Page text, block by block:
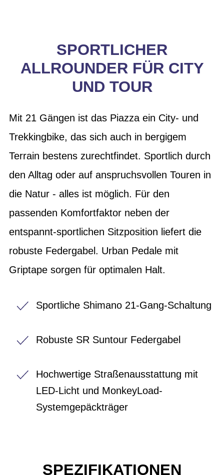
SPORTLICHER
ALLROUNDER FÜR CITY
UND TOUR
Mit 21 Gängen ist das Piazza ein City- und
Trekkingbike, das sich auch in bergigem
Terrain bestens zurechtfindet. Sportlich durch
den Alltag oder auf anspruchsvollen Touren in
die Natur - alles ist möglich. Für den
passenden Komfortfaktor neben der
entspannt-sportlichen Sitzposition liefert die
robuste Federgabel. Urban Pedale mit
Griptape sorgen für optimalen Halt.
Sportliche Shimano 21-Gang-Schaltung
Robuste SR Suntour Federgabel
Hochwertige Straßenausstattung mit
LED-Licht und MonkeyLoad-
Systemgepäckträger
SPEZIFIKATIONEN